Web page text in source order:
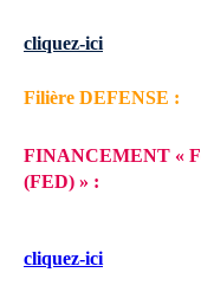
cliquez-ici
Filière DEFENSE :
FINANCEMENT «
(FED) » :
cliquez-ici